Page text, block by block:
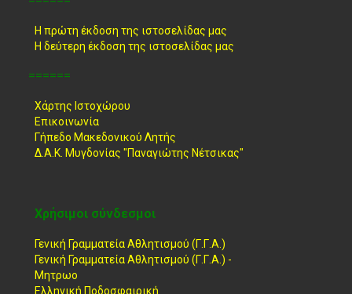
Η πρώτη έκδοση της ιστοσελίδας μας
Η δεύτερη έκδοση της ιστοσελίδας μας
======
Χάρτης Ιστοχώρου
Επικοινωνία
Γήπεδο Μακεδονικού Λητής
Δ.Α.Κ. Μυγδονίας "Παναγιώτης Νέτσικας"
Χρήσιμοι σύνδεσμοι
Γενική Γραμματεία Αθλητισμού (Γ.Γ.Α.)
Γενική Γραμματεία Αθλητισμού (Γ.Γ.Α.) -
Μητρωο
Ελληνική Ποδοσφαιρική